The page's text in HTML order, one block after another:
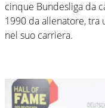
cinque Bundesliga da
1990 da allenatore, tra
nel suo carriera.